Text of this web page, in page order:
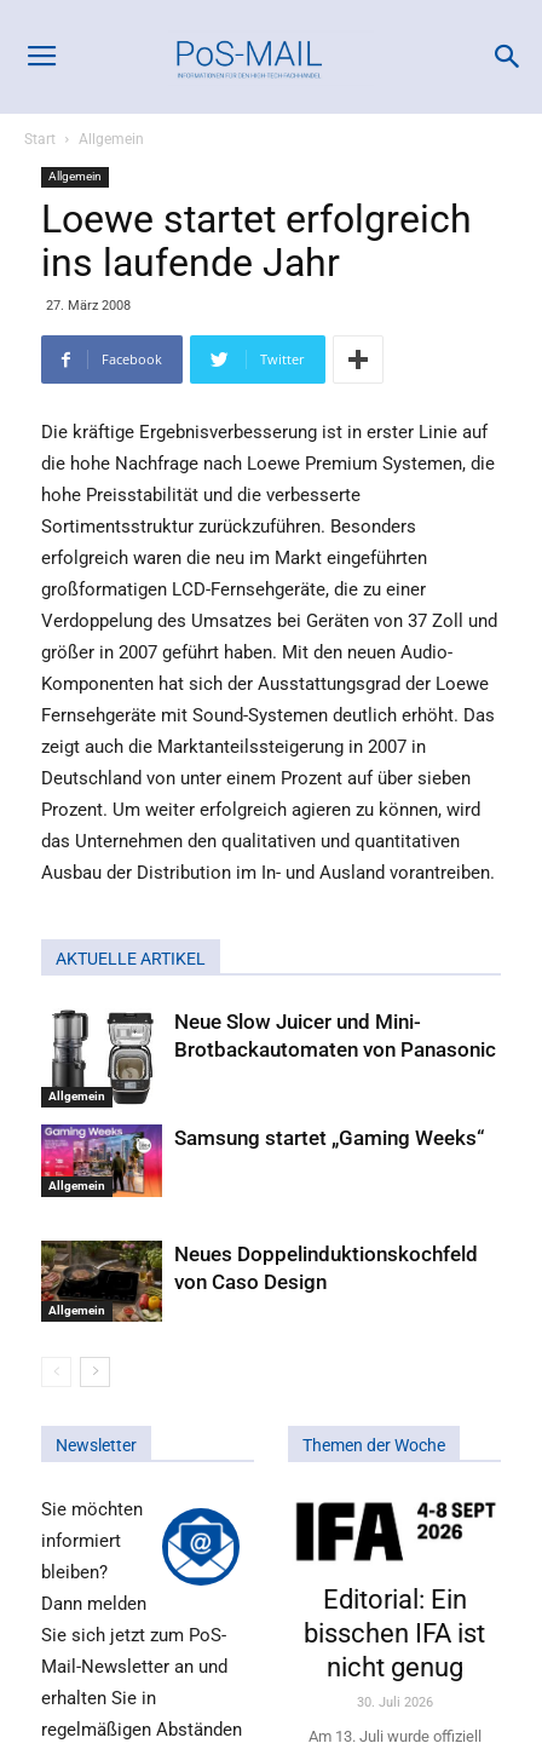
Start Allgemein
Allgemein
Loewe startet erfolgreich
ins laufende Jahr
27. März 2008
Facebook Twitter
Die kräftige Ergebnisverbesserung ist in erster Linie auf
die hohe Nachfrage nach Loewe Premium Systemen, die
hohe Preisstabilität und die verbesserte
Sortimentsstruktur zurückzuführen. Besonders
erfolgreich waren die neu im Markt eingeführten
großformatigen LCD-Fernsehgeräte, die zu einer
Verdoppelung des Umsatzes bei Geräten von 37 Zoll und
größer in 2007 geführt haben. Mit den neuen Audio-
Komponenten hat sich der Ausstattungsgrad der Loewe
Fernsehgeräte mit Sound-Systemen deutlich erhöht. Das
zeigt auch die Marktanteilssteigerung in 2007 in
Deutschland von unter einem Prozent auf über sieben
Prozent. Um weiter erfolgreich agieren zu können, wird
das Unternehmen den qualitativen und quantitativen
Ausbau der Distribution im In- und Ausland vorantreiben.
AKTUELLE ARTIKEL
Allgemein
Neue Slow Juicer und Mini-
Brotbackautomaten von Panasonic
Allgemein
Samsung startet „Gaming Weeks“
Allgemein
Neues Doppelinduktionskochfeld
von Caso Design
Newsletter
Sie möchten
informiert
bleiben?
Dann melden
Sie sich jetzt zum PoS-
Mail-Newsletter an und
erhalten Sie in
regelmäßigen Abständen
Themen der Woche
Editorial: Ein
bisschen IFA ist
nicht genug
30. Juli 2026
Am 13. Juli wurde offiziell